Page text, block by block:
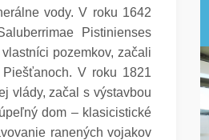
vody. V roku 1642
Pistinienses
pozemkov, začali
V roku 1821
vlády, začal s výstavbou
dom – klasicistické
ranených vojakov